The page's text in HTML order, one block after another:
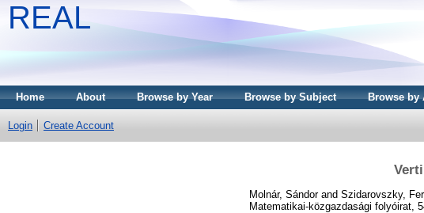
REAL
Home About Browse by Year Browse by Subject Browse by
Login Create Account
Molnár, Sándorand Szidarovszky,
Matematikai-közgazdasági folyóirat,